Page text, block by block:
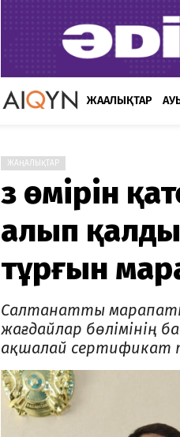
ЖАҢАЛЫҚТАР
ЖАҢАЛЫҚТАР
Өз өмірін
алып
тұрғын
Салтанатты
жағдайлар бөлімінің
ақшалай сертификат